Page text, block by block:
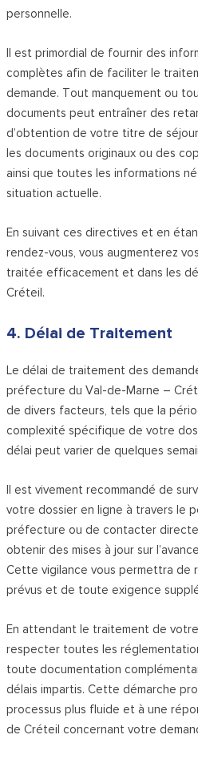
personnelle.
Il est primordial de fournir des
complètes afin de faciliter le
demande. Tout manquement ou
documents peut entraîner des
d’obtention de votre titre de
les documents originaux ou des
ainsi que toutes les informations
situation actuelle.
En suivant ces directives et en
rendez-vous, vous augmenterez
traitée efficacement et dans les
Créteil.
4. Délai de Traitement
Le délai de traitement des
préfecture du Val-de-Marne –
de divers facteurs, tels que la
complexité spécifique de votre
délai peut varier de quelques
Il est vivement recommandé de
votre dossier en ligne à travers le
préfecture ou de contacter
obtenir des mises à jour sur
Cette vigilance vous permettra de
prévus et de toute exigence
En attendant le traitement de
respecter toutes les
toute documentation
délais impartis. Cette démarche
processus plus fluide et à une
de Créteil concernant votre